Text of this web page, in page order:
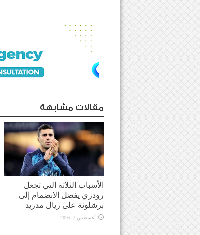
مقالات مشابهة
الأسباب الثلاثة التي تجعل
رودري يفضل الانضمام إلى
برشلونة على ريال مدريد
أغسطس 7, 2026